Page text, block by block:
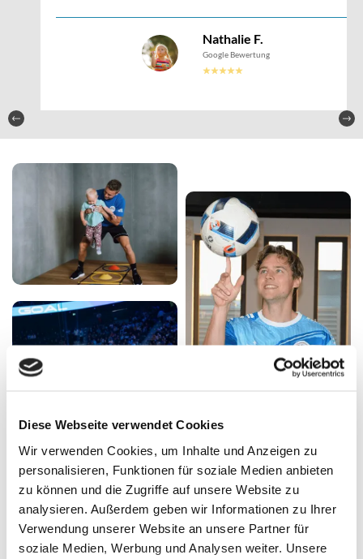
Diese Webseite verwendet Cookies
Wir verwenden Cookies, um Inhalte und Anzeigen zu
personalisieren, Funktionen für soziale Medien anbieten
zu können und die Zugriffe auf unsere Website zu
analysieren. Außerdem geben wir Informationen zu Ihrer
Verwendung unserer Website an unsere Partner für
soziale Medien, Werbung und Analysen weiter. Unsere
Nathalie F.
Google Bewertung
LUKAS SEPP